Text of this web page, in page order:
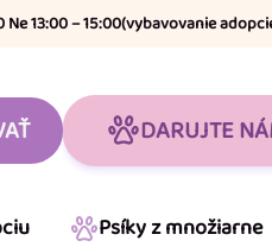
Ne 13:00 – 15:00(vybavovanie
DARUJTE
Psíky z množiarne